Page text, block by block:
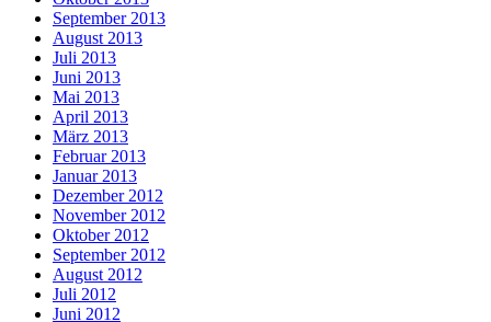
September 2013
August 2013
Juli 2013
Juni 2013
Mai 2013
April 2013
März 2013
Februar 2013
Januar 2013
Dezember 2012
November 2012
Oktober 2012
September 2012
August 2012
Juli 2012
Juni 2012